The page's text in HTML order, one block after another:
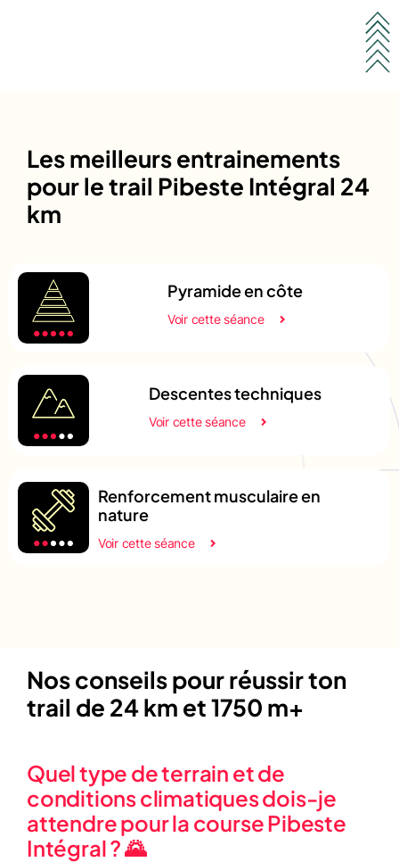
Les meilleurs entrainements
pour le trail Pibeste Intégral 24
km
Pyramide en côte
Voir cette séance
Descentes techniques
Voir cette séance
Renforcement musculaire en
nature
Voir cette séance
Nos conseils pour réussir ton
trail de 24 km et 1750 m+
Quel type de terrain et de
conditions climatiques dois-je
attendre pour la course Pibeste
Intégral ? 🌄